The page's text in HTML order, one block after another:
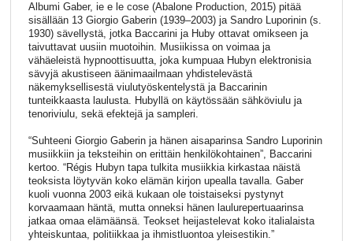
Albumi Gaber, ie e le cose (Abalone Production, 2015) pitää
sisällään 13 Giorgio Gaberin (1939–2003) ja Sandro Luporinin (s.
1930) sävellystä, jotka Baccarini ja Huby ottavat omikseen ja
taivuttavat uusiin muotoihin. Musiikissa on voimaa ja
vähäeleistä hypnoottisuutta, joka kumpuaa Hubyn elektronisia
sävyjä akustiseen äänimaailmaan yhdistelevästä
näkemyksellisestä viulutyöskentelystä ja Baccarinin
tunteikkaasta laulusta. Hubyllä on käytössään sähköviulu ja
tenoriviulu, sekä efektejä ja sampleri.
“Suhteeni Giorgio Gaberin ja hänen aisaparinsa Sandro Luporinin
musiikkiin ja teksteihin on erittäin henkilökohtainen”, Baccarini
kertoo. “Régis Hubyn tapa tulkita musiikkia kirkastaa näistä
teoksista löytyvän koko elämän kirjon upealla tavalla. Gaber
kuoli vuonna 2003 eikä kukaan ole toistaiseksi pystynyt
korvaamaan häntä, mutta onneksi hänen laulurepertuaarinsa
jatkaa omaa elämäänsä. Teokset heijastelevat koko italialaista
yhteiskuntaa, politiikkaa ja ihmistluontoa yleisestikin.”